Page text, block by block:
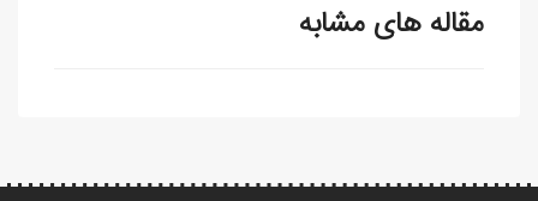
مقاله های مشابه